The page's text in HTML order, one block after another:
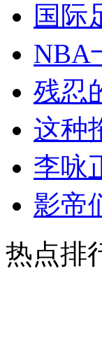
国际
NBA
残忍
这种
李咏
影帝
热点排